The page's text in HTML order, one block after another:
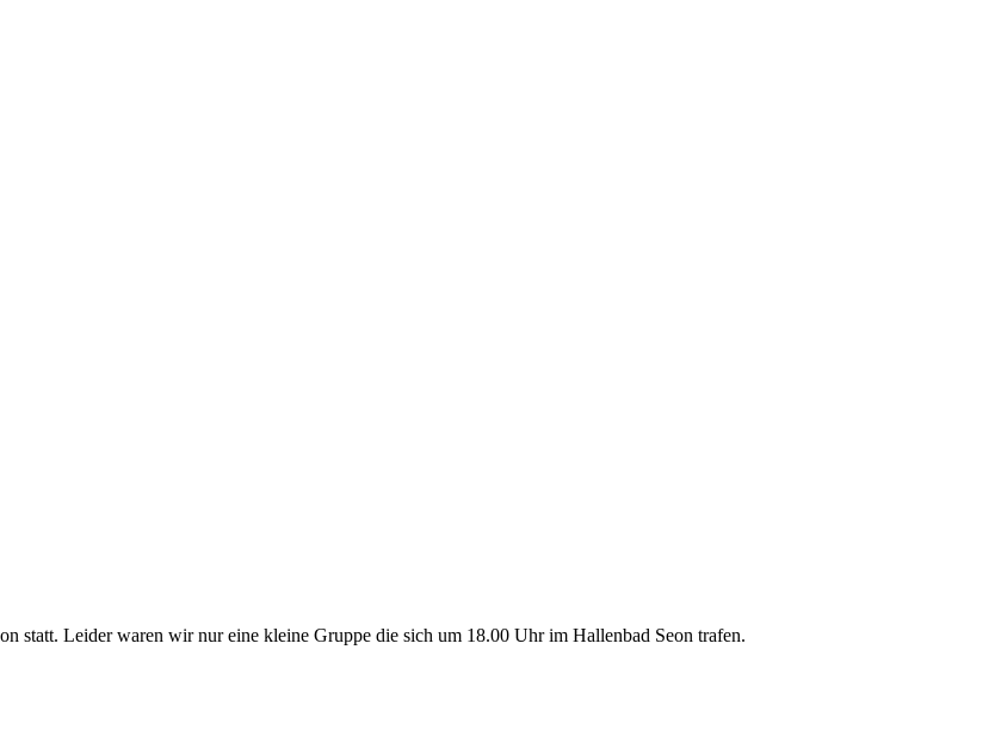
statt. Leider waren wir nur eine kleine Gruppe die sich um 18.00 Uhr im Hallenbad Seon trafen.